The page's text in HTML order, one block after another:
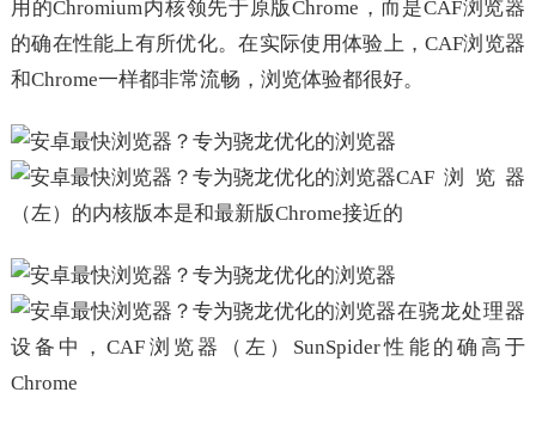
用的Chromium内核领先于原版Chrome，而是CAF浏览器
的确在性能上有所优化。在实际使用体验上，CAF浏览器
和Chrome一样都非常流畅，浏览体验都很好。
CAF浏览器
（左）的内核版本是和最新版Chrome接近的
在骁龙处理器
设备中，CAF浏览器（左）SunSpider性能的确高于
Chrome